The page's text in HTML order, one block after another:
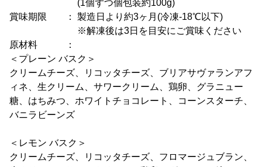
(1個ずつ個包装約100g)
賞味期限 ： 製造日より約3ヶ月(冷凍-18℃以下)
※解凍後は3日を目安にご賞味ください
原材料 ：
＜プレーン バスク＞
クリームチーズ、リコッタチーズ、ブリアサヴァランアフ
ィネ、生クリーム、サワークリーム、鶏卵、グラニュー
糖、はちみつ、ホワイトチョコレート、コーンスターチ、
バニラビーンズ
＜レモン バスク＞
クリームチーズ、リコッタチーズ、フロマージュブラン、